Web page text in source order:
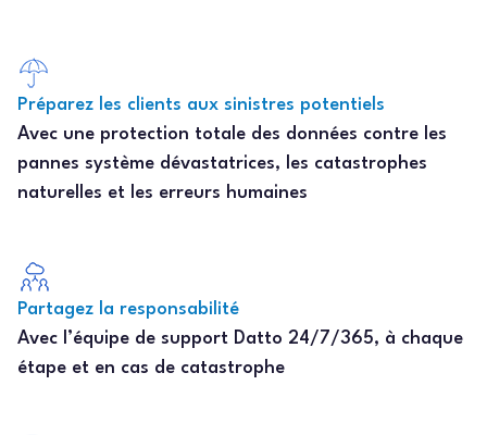
Préparez les clients aux sinistres potentiels
Avec une protection totale des données contre les
pannes système dévastatrices, les catastrophes
naturelles et les erreurs humaines
Partagez la responsabilité
Avec l’équipe de support Datto 24/7/365, à chaque
étape et en cas de catastrophe